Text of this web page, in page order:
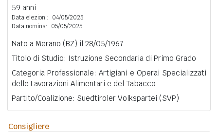
59 anni
Data elezioni:
04/05/2025
Data nomina:
05/05/2025
Nato a Merano (BZ) il 28/05/1967
Titolo di Studio: Istruzione Secondaria di Primo Grado
Categoria Professionale: Artigiani e Operai Specializzati
delle Lavorazioni Alimentari e del Tabacco
Partito/Coalizione: Suedtiroler Volkspartei (SVP)
Consigliere